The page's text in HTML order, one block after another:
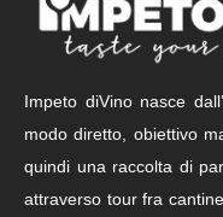
Impeto diVino nasce
modo diretto, obiettivo
quindi una raccolta di
attraverso tour fra